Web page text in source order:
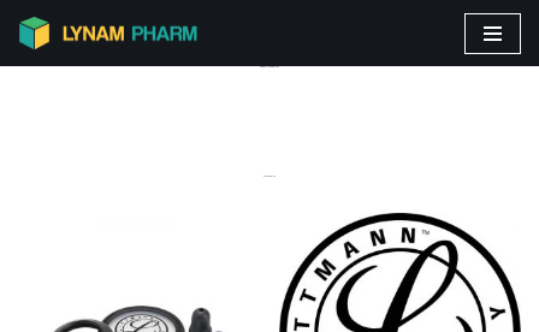
Aller